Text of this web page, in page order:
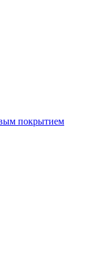
покрытием